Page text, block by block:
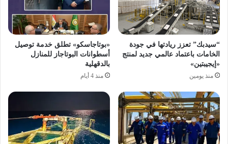
“سيدبك” تعزز ريادتها في جودة
الخامات باعتماد عالمي جديد لمنتج
«إيجيبتين»
منذ يومين
«بوتاجاسكو» تطلق خدمة توصيل
أسطوانات البوتاجاز للمنازل
بالدقهلية
منذ 4 أيام